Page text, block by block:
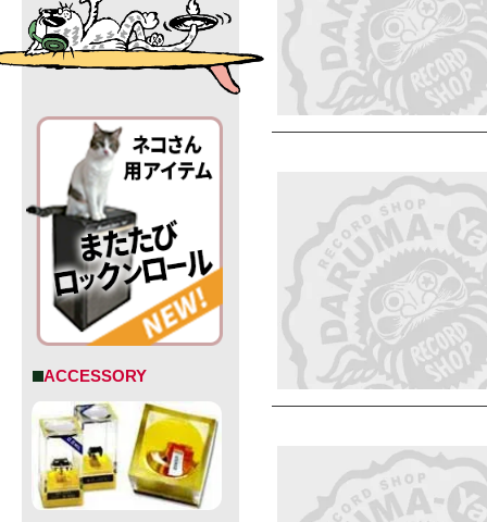
ACCESSORY